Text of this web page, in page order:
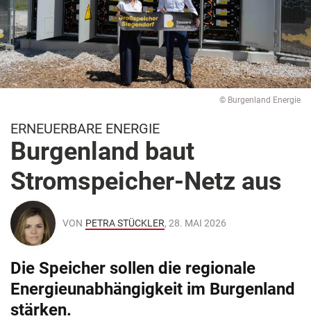
© Burgenland Energie
ERNEUERBARE ENERGIE
Burgenland baut
Stromspeicher-Netz aus
VON PETRA STÜCKLER, 28. MAI 2026
Die Speicher sollen die regionale
Energieunabhängigkeit im Burgenland
stärken.